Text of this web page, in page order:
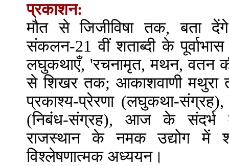
प्रकाशन:
मौत से जिजीविषा तक, बता
संकलन-21 वीं शताब्दी के पूर्वाभास
लघुकथाएँ, 'रचनामृत, मथन, वतन
से शिखर तक; आकाशवाणी मथुरा
प्रकाश्य-प्रेरणा (लघुकथा-
(निबंध-संग्रह), आज के संदर्भ
राजस्थान के नमक उद्योग में
विश्लेषणात्मक अध्ययन।